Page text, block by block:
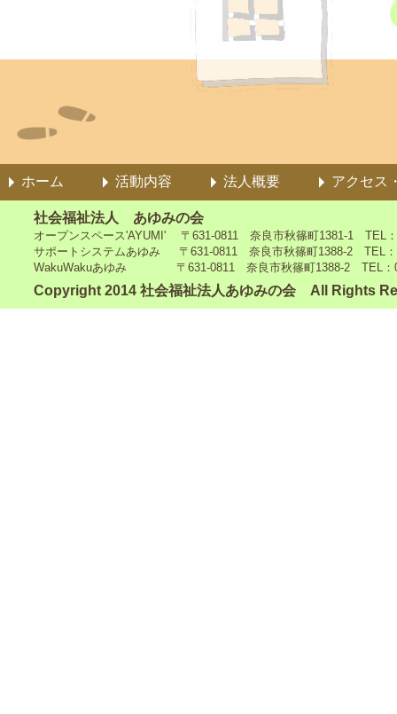
ホーム 活動内容 法人概要 アクセス
社会福祉法人 あゆみの会
オープンスペース'AYUMI' 〒631-0811 奈良市秋篠町1381-1 TEL
サポートシステムあゆみ 〒631-0811 奈良市秋篠町1388-2 TEL：
WakuWakuあゆみ 〒631-0811 奈良市秋篠町1388-2 TEL：
Copyright 2014 社会福祉法人あゆみの会 All Rights